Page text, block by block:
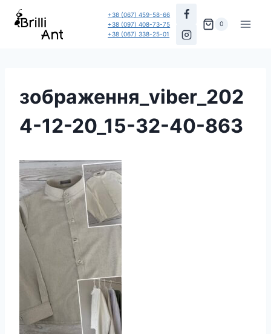
Перейти
+38 (067) 459-58-66
+38 (097) 408-73-75
+38 (067) 338-25-01
0
зображення_viber_202
4-12-20_15-32-40-863